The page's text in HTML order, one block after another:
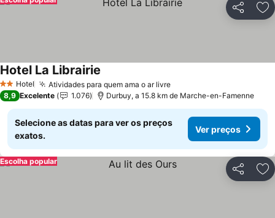
Partilhar
2 Estrelas
Hotel Atividades para quem ama o ar livre
Hotel La Librairie
8,9 Excelente 1.076 Durbuy, a 15.8 km de Marche-en-Famenne
Selecione as datas para ver os preços
exatos.
Ver preços
Partilhar
Escolha popular